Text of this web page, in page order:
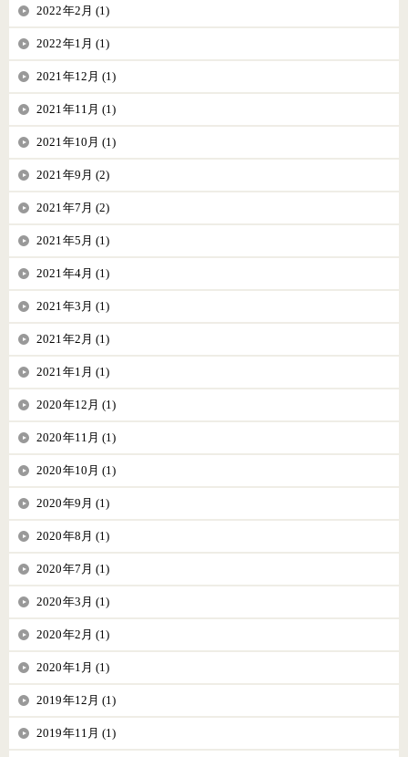
2022年2月 (1)
2022年1月 (1)
2021年12月 (1)
2021年11月 (1)
2021年10月 (1)
2021年9月 (2)
2021年7月 (2)
2021年5月 (1)
2021年4月 (1)
2021年3月 (1)
2021年2月 (1)
2021年1月 (1)
2020年12月 (1)
2020年11月 (1)
2020年10月 (1)
2020年9月 (1)
2020年8月 (1)
2020年7月 (1)
2020年3月 (1)
2020年2月 (1)
2020年1月 (1)
2019年12月 (1)
2019年11月 (1)